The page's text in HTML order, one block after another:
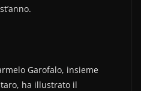
Garofalo, insieme
ha illustrato il